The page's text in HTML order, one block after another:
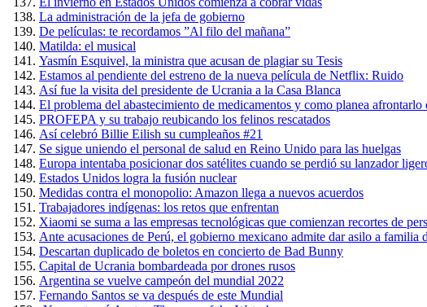
La administración de la jefa de gobierno
De películas: te recordamos ”Al filo del mañana”
Matilda: el musical
Yasmín Esquivel, la ministra que acusan de plagiar su Tesis
Estamos al pendiente del estreno de la nueva película de Netflix: Ruido
Así fue la visita del presidente de Ucrania a la Casa Blanca
El problema del abastecimiento de medicamentos y como planea afrontarlo
PROFEPA y su trabajo reubicando los felinos rescatados
Así celebró Billie Eilish su cumpleaños #21
Se sigue uniendo el personal de salud en Reino Unido para las huelgas
Europa intentaba posicionar dos satélites cuando se perdió su lanzador
Estados Unidos logra la fusión nuclear
Medidas contra el monopolio: Amazon llega a nuevos acuerdos
Trabajadores indígenas: los retos que enfrentan
Xiaomi se suma a las empresas tecnológicas que comienzan recortes de
Ante acusaciones de Perú, el gobierno mexicano admite dar asilo a familia
Descartan duplicado de boletos en concierto de Bad Bunny
Capital de Ucrania bombardeada por drones rusos
Argentina se vuelve campeón del mundial 2022
Fernando Santos se va después de este Mundial